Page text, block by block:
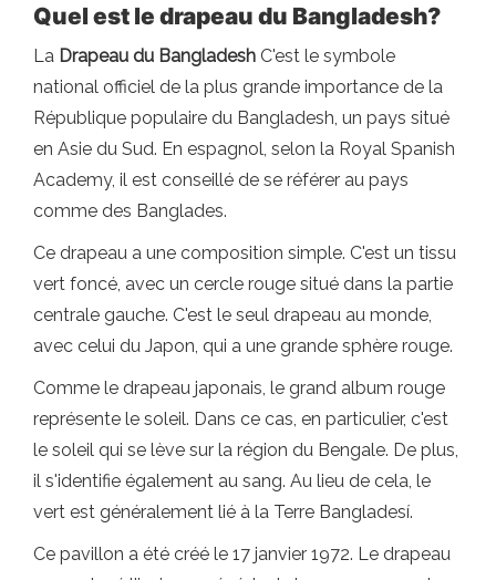
Quel est le drapeau du Bangladesh?
La Drapeau du Bangladesh C'est le symbole
national officiel de la plus grande importance de la
République populaire du Bangladesh, un pays situé
en Asie du Sud. En espagnol, selon la Royal Spanish
Academy, il est conseillé de se référer au pays
comme des Banglades.
Ce drapeau a une composition simple. C'est un tissu
vert foncé, avec un cercle rouge situé dans la partie
centrale gauche. C'est le seul drapeau au monde,
avec celui du Japon, qui a une grande sphère rouge.
Comme le drapeau japonais, le grand album rouge
représente le soleil. Dans ce cas, en particulier, c'est
le soleil qui se lève sur la région du Bengale. De plus,
il s'identifie également au sang. Au lieu de cela, le
vert est généralement lié à la Terre Bangladesí.
Ce pavillon a été créé le 17 janvier 1972. Le drapeau